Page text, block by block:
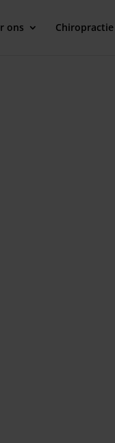
ons Chiropractie